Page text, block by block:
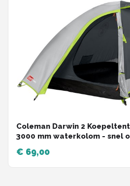
Coleman Darwin 2
3000 mm waterkolom - snel
€ 69,00